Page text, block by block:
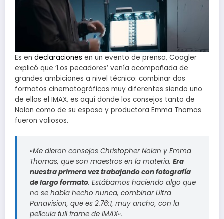
Es en declaraciones en un evento de prensa, Coogler
explicó que ‘Los pecadores’ venía acompañada de
grandes ambiciones a nivel técnico: combinar dos
formatos cinematográficos muy diferentes siendo uno
de ellos el IMAX, es aquí donde los consejos tanto de
Nolan como de su esposa y productora Emma Thomas
fueron valiosos.
«Me dieron consejos Christopher Nolan y Emma
Thomas, que son maestros en la materia. Era
nuestra primera vez trabajando con fotografía
de largo formato. Estábamos haciendo algo que
no se había hecho nunca, combinar Ultra
Panavision, que es 2.76:1, muy ancho, con la
película full frame de IMAX».